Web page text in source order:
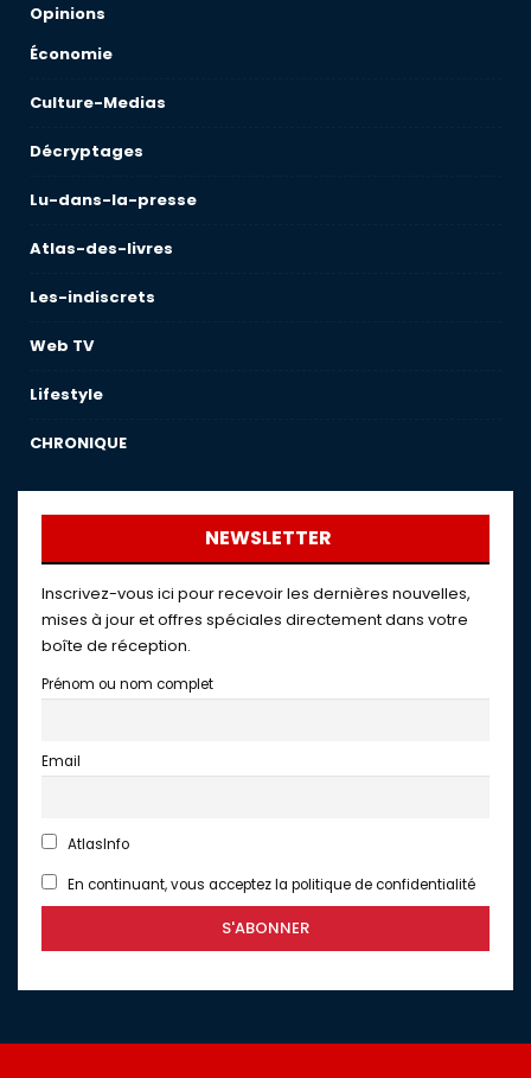
Opinions
Économie
Culture-Medias
Décryptages
Lu-dans-la-presse
Atlas-des-livres
Les-indiscrets
Web TV
Lifestyle
CHRONIQUE
NEWSLETTER
Inscrivez-vous ici pour recevoir les dernières nouvelles,
mises à jour et offres spéciales directement dans votre
boîte de réception.
Prénom ou nom complet
Email
AtlasInfo
En continuant, vous acceptez la politique de confidentialité